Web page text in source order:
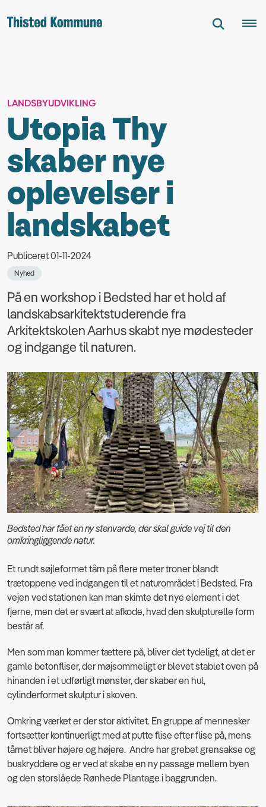
LANDSBYUDVIKLING
Utopia Thy
skaber nye
oplevelser i
landskabet
Publiceret 01-11-2024
Nyhed
På en workshop i Bedsted har et hold af
landskabsarkitektstuderende fra
Arkitektskolen Aarhus skabt nye mødesteder
og indgange til naturen.
Bedsted har fået en ny stenvarde, der skal guide vej til den
omkringliggende natur.
Et rundt søjleformet tårn på flere meter troner blandt
trætoppene ved indgangen til et naturområdet i Bedsted. Fra
vejen ved stationen kan man skimte det nye element i det
fjerne, men det er svært at afkode, hvad den skulpturelle form
består af.
Men som man kommer tættere på, bliver det tydeligt, at det er
gamle betonfliser, der møjsommeligt er blevet stablet oven på
hinanden i et udførligt mønster, der skaber en hul,
cylinderformet skulptur i skoven.
Omkring værket er der stor aktivitet. En gruppe af mennesker
fortsætter kontinuerligt med at putte flise efter flise på, mens
tårnet bliver højere og højere. Andre har grebet grensakse og
buskryddere og er ved at skabe en ny passage mellem byen
og den storslåede Rønhede Plantage i baggrunden.